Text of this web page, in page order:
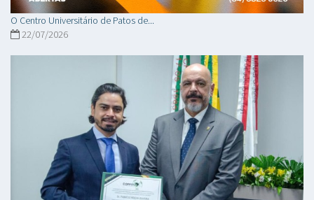
O Centro Universitário de Patos de...
22/07/2026